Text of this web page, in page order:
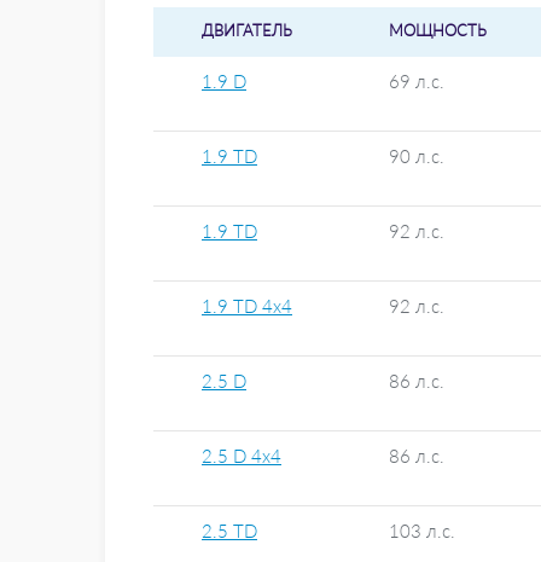
ДВИГАТЕЛЬ МОЩНОСТЬ
1.9 D 69 л.с.
1.9 TD 90 л.с.
1.9 TD 92 л.с.
1.9 TD 4x4 92 л.с.
2.5 D 86 л.с.
2.5 D 4x4 86 л.с.
2.5 TD 103 л.с.